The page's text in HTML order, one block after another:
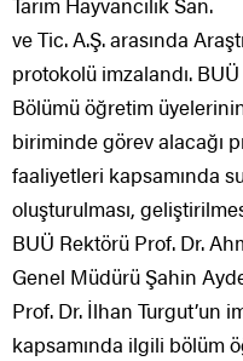
ve Tic. A.Ş. arasında
protokolü imzalandı.
Bölümü öğretim
biriminde görev alacağı
faaliyetleri kapsamında
oluşturulması,
BUÜ Rektörü Prof. Dr.
Genel Müdürü Şahin
Prof. Dr. İlhan Turgut’un
kapsamında ilgili bölüm